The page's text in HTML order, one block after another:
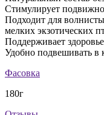
Стимулирует
Подходит для
мелких экзотических
Поддерживает
Удобно подвешивать в
Фасовка
180г